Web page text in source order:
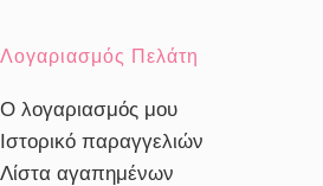
Λογαριασμός Πελάτη
Ο λογαριασμός μου
Ιστορικό παραγγελιών
Λίστα αγαπημένων